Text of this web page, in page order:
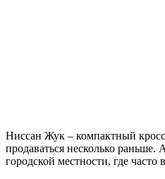
Ниссан Жук – компактный
продаваться несколько
городской местности, где